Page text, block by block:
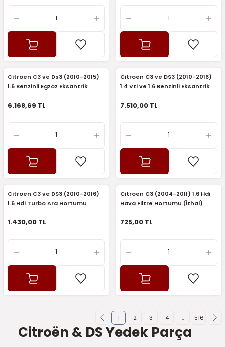
Citroen C3 ve Ds3 (2010-2015)
1.6 Benzinli Egzoz Eksantrik
6.168,69 TL
Citroen C3 ve DS3 (2010-2016)
1.4 Vti ve 1.6 Benzinli Eksantrik
7.510,00 TL
Citroen C3 ve DS3 (2010-2016)
1.6 Hdi Turbo Ara Hortumu
1.430,00 TL
Citroen C3 (2004-2011) 1.6 Hdi
Hava Filtre Hortumu (İthal)
725,00 TL
1 2 3 4 .. 516
Citroën & DS Yedek Parça